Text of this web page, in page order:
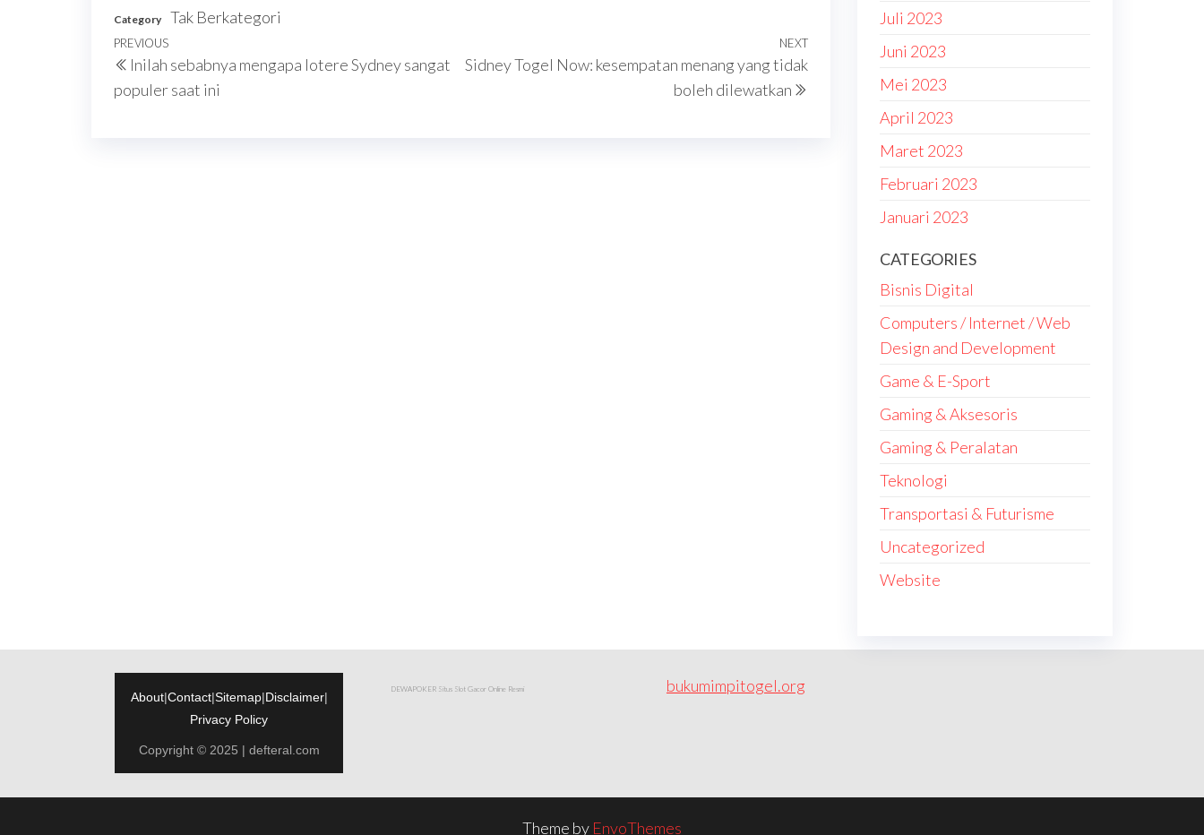
Category Tak Berkategori
Navigasi
pos
Previous
Post
PREVIOUS
Inilah sebabnya mengapa lotere Sydney sangat
populer saat ini
Next
Post
NEXT
Sidney Togel Now: kesempatan menang yang tidak
boleh dilewatkan
Juli 2023
Juni 2023
Mei 2023
April 2023
Maret 2023
Februari 2023
Januari 2023
CATEGORIES
Bisnis Digital
Computers / Internet / Web
Design and Development
Game & E-Sport
Gaming & Aksesoris
Gaming & Peralatan
Teknologi
Transportasi & Futurisme
Uncategorized
Website
About|Contact|Sitemap|Disclaimer|
Privacy Policy
Copyright © 2025 | defteral.com
DEWAPOKER Situs Slot Gacor Online Resmi bukumimpitogel.org
Theme by EnvoThemes